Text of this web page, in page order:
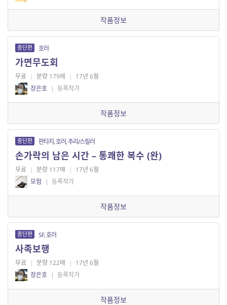
작품정보
중단편 호러
가면무도회
무료 | 분량 179매 | 17년 6월
장은호 | 등록작가
작품정보
중단편 판타지, 호러, 추리/스릴러
손가락의 남은 시간 – 통쾌한 복수 (완)
무료 | 분량 117매 | 17년 6월
모험
| 등록작가
작품정보
중단편 SF, 호러
사족보행
무료 | 분량 122매 | 17년 6월
장은호 | 등록작가
작품정보